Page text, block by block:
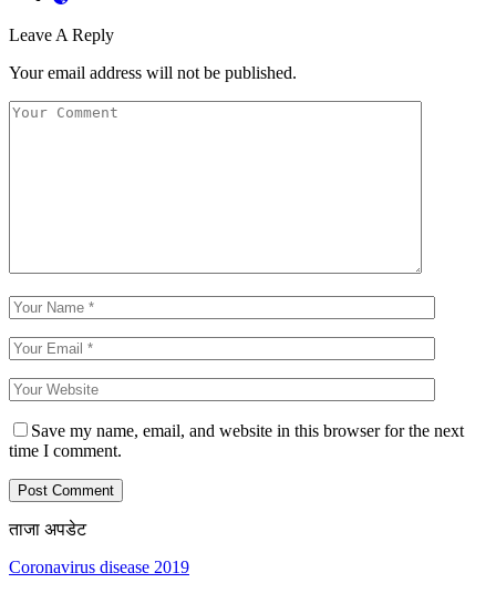
Leave A Reply
Your email address will not be published.
Save my name, email, and website in this browser for the next
time I comment.
ताजा अपडेट
Coronavirus disease 2019